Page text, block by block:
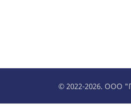
© 2022-2026. ООО